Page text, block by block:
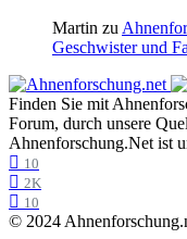
Martin zu
Geschwister und
Finden Sie mit
Forum, durch unsere
Ahnenforschung.Net ist
10
2K
10
© 2024